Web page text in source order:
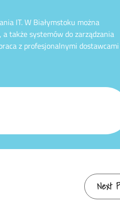
IT. W Białymstoku można
także systemów do zarządzania
z profesjonalnymi dostawcami
Next